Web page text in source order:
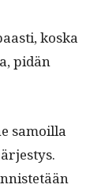
kos­ka
pidän
samoil­la